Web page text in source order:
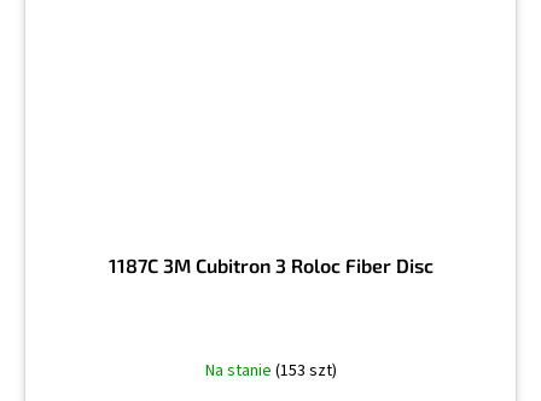
1187C 3M Cubitron 3 Roloc Fiber Disc
Na stanie (153 szt)